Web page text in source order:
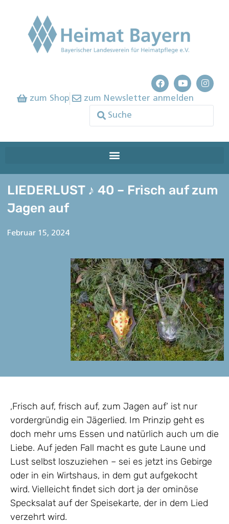
zum Shop zum Newsletter anmelden
LIEDERLUST ♪ 40 – Frisch auf zum
Jagen auf
Februar 15, 2024
‚Frisch auf, frisch auf, zum Jagen auf‘ ist nur
vordergründig ein Jägerlied. Im Prinzip geht es
doch mehr ums Essen und natürlich auch um die
Liebe. Auf jeden Fall macht es gute Laune und
Lust selbst loszuziehen – sei es jetzt ins Gebirge
oder in ein Wirtshaus, in dem gut aufgekocht
wird. Vielleicht findet sich dort ja der ominöse
Specksalat auf der Speisekarte, der in dem Lied
verzehrt wird.